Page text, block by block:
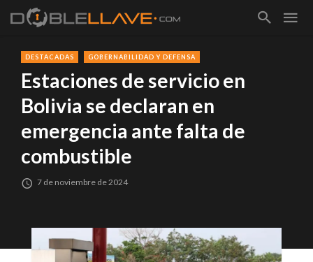
DESTACADAS GOBERNABILIDAD Y DEFENSA
Estaciones de servicio en
Bolivia se declaran en
emergencia ante falta de
combustible
7 de noviembre de 2024